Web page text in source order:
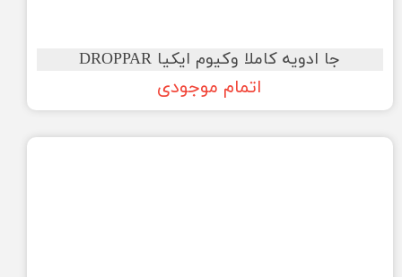
جا ادویه کاملا وکیوم ایکیا DROPPAR
اتمام موجودی